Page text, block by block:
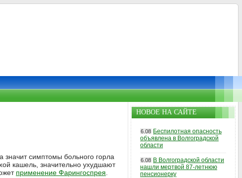
симптомы больного горла
кашель, значительно ухудшают
применение Фарингоспрея
НОВОЕ НА САЙТЕ
6.08 Беспилотная опасность
объявлена в Волгоградской
области
6.08 В Волгоградской области
нашли мертвой 87-летнюю
пенсионерку